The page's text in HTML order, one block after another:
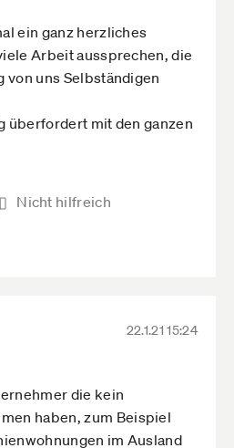
ein ganz herzliches
Arbeit aussprechen, die
von uns Selbständigen
überfordert mit den ganzen
Nicht hilfreich
22.1.21 15:24
die kein
haben, zum Beispiel
im Ausland